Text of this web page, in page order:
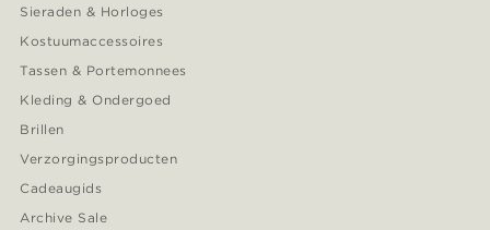
Sieraden & Horloges
Kostuumaccessoires
Tassen & Portemonnees
Kleding & Ondergoed
Brillen
Verzorgingsproducten
Cadeaugids
Archive Sale